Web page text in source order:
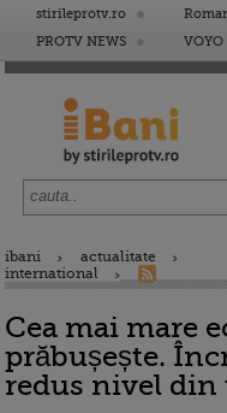
stirileprotv.ro
PROTV NEWS
VOYO
ibani
actualitate
international
Cea mai mare
prăbușește.
redus nivel